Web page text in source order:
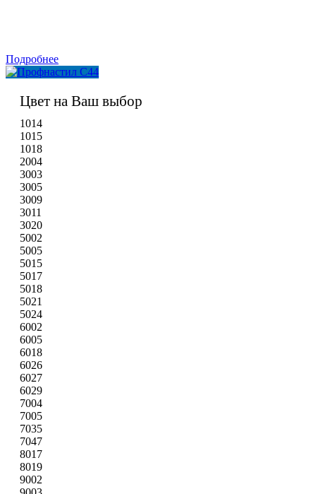
Подробнее
Цвет на Ваш выбор
1014
1015
1018
2004
3003
3005
3009
3011
3020
5002
5005
5015
5017
5018
5021
5024
6002
6005
6018
6026
6027
6029
7004
7005
7035
7047
8017
8019
9002